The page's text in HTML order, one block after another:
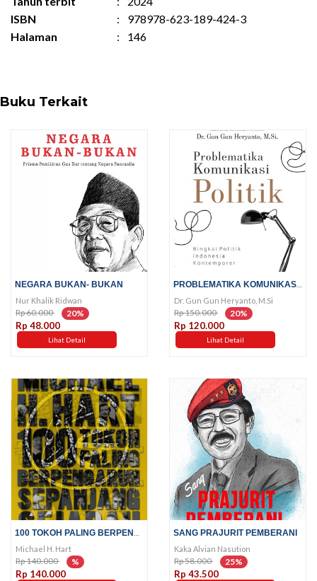
ISBN
:
978978-623-189-424-3
Halaman
: 146
Buku Terkait
NEGARA BUKAN- BUKAN
Nur Khalik Ridwan
Rp 60.000 20%
Rp 48.000
Lihat Detail
PROBLEMATIKA KOMUNIKASI POLITIK
Dr. Gun Gun Heryanto, M.Si
Rp 150.000 20%
Rp 120.000
Lihat Detail
100 TOKOH PALING BERPENGARUH...
Michael H. Hart
Rp 140.000 %
Rp 140.000
SANG PRAJURIT PEMBERANI
Kaka Alvian Nasution
Rp 58.000 25%
Rp 43.500